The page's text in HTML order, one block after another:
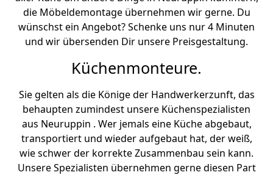
die Möbeldemontage übernehmen wir gerne. Du
wünschst ein Angebot? Schenke uns nur 4 Minuten
und wir übersenden Dir unsere Preisgestaltung.
Küchenmonteure.
Sie gelten als die Könige der Handwerkerzunft, das
behaupten zumindest unsere Küchenspezialisten
aus Neuruppin . Wer jemals eine Küche abgebaut,
transportiert und wieder aufgebaut hat, der weiß,
wie schwer der korrekte Zusammenbau sein kann.
Unsere Spezialisten übernehmen gerne diesen Part